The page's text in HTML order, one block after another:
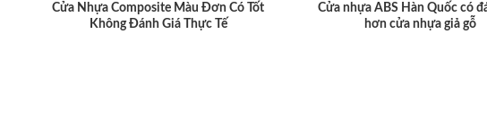
Cửa Nhựa Composite Màu Đơn Có Tốt
Không Đánh Giá Thực Tế
Cửa nhựa ABS Hàn Quốc có
hơn cửa nhựa giả gỗ